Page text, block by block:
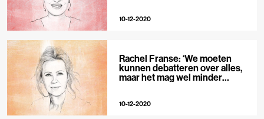
10-12-2020
Rachel Franse: ‘We moeten
kunnen debatteren over alles,
maar het mag wel minder
10-12-2020